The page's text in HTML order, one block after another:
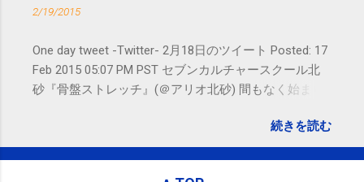
2/19/2015
One day tweet -Twitter- 2月18日のツイート Posted: 17
Feb 2015 05:07 PM PST セブンカルチャースクール北
砂『骨盤ストレッチ』(＠アリオ北砂) 間もなく始まり
subscribed to email updates from サクマフィジカルコ
ンディショニング(@SPCstyle) - Twilog To stop
続きを読む